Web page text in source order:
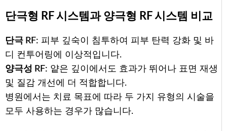
단극형 RF 시스템과 양극형 RF 시스템 비교
단극 RF: 피부 깊숙이 침투하여 피부 탄력 강화 및 바
디 컨투어링에 이상적입니다.
양극성 RF: 얕은 깊이에서도 효과가 뛰어나 표면 재생
및 질감 개선에 더 적합합니다.
병원에서는 치료 목표에 따라 두 가지 유형의 시술을
모두 사용하는 경우가 많습니다.